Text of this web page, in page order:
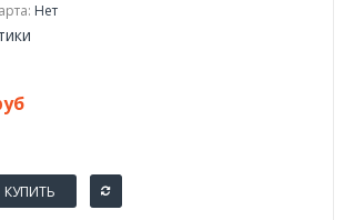
Нет
КУПИТЬ